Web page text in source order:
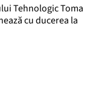
Tehnologic Toma
cu ducerea la